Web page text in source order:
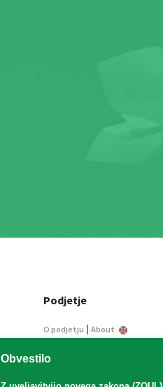
Obvestilo
Podjetje
O podjetju | About
Informacije javnega